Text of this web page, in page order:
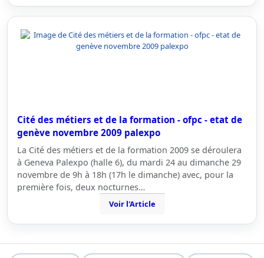
Cité des métiers et de la formation - ofpc - etat de
genève novembre 2009 palexpo
La Cité des métiers et de la formation 2009 se déroulera
à Geneva Palexpo (halle 6), du mardi 24 au dimanche 29
novembre de 9h à 18h (17h le dimanche) avec, pour la
première fois, deux nocturnes…
Voir l'Article